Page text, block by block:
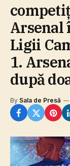
Arsenal
Ligii
1.
după
By Sala de Presă